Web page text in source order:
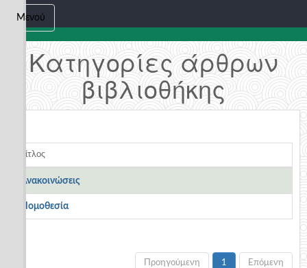
Μενού
Κατηγορίες άρθρων
βιβλιοθήκης
Τίτλος
Ανακοινώσεις
Νομοθεσία
Προηγούμενη 1 Επόμενη